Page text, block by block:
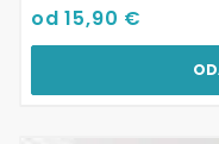
od15,90 €